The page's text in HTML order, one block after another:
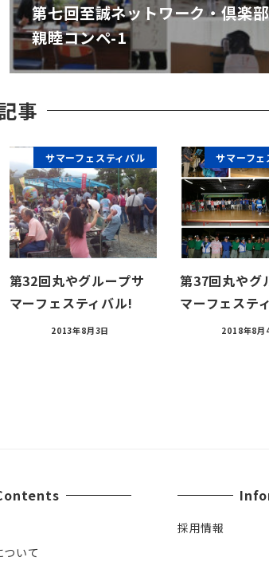
第七回至誠ネットワーク・倶楽
親睦コンペ-1
事
サマーフェスティバル
第32回丸やグループサ
マーフェスティバル!
2013年8月3日
サマーフェ
第37回丸やグ
マーフェステ
2018年8月
ついて
採用情報